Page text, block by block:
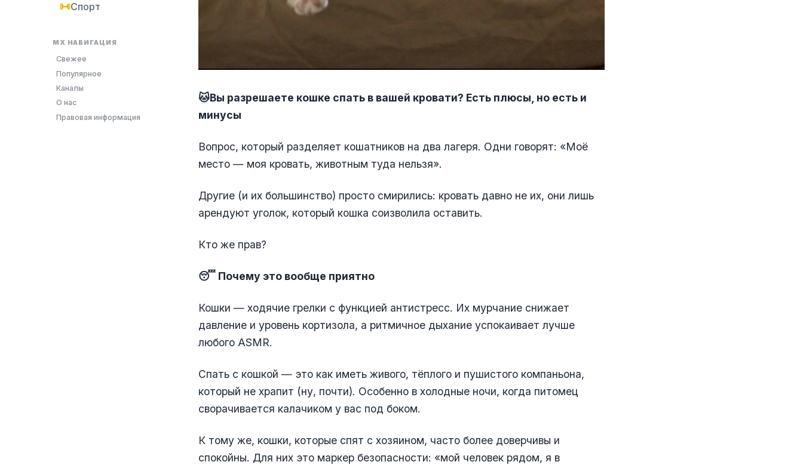
Спорт
MX НАВИГАЦИЯ
Свежее
Популярное
Каналы
О нас
Правовая информация
🐱Вы разрешаете кошке спать в вашей кровати? Есть плюсы, но есть и
минусы
Вопрос, который разделяет кошатников на два лагеря. Одни говорят: «Моё
место — моя кровать, животным туда нельзя».
Другие (и их большинство) просто смирились: кровать давно не их, они лишь
арендуют уголок, который кошка соизволила оставить.
Кто же прав?
😴 Почему это вообще приятно
Кошки — ходячие грелки с функцией антистресс. Их мурчание снижает
давление и уровень кортизола, а ритмичное дыхание успокаивает лучше
любого ASMR.
Спать с кошкой — это как иметь живого, тёплого и пушистого компаньона,
который не храпит (ну, почти). Особенно в холодные ночи, когда питомец
сворачивается калачиком у вас под боком.
К тому же, кошки, которые спят с хозяином, часто более доверчивы и
спокойны. Для них это маркер безопасности: «мой человек рядом, я в